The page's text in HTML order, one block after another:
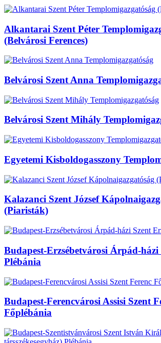
Alkantarai Szent Péter
(Belvárosi Ferences)
Belvárosi Szent Anna
Belvárosi Szent Mihály
Egyetemi Kisboldogasszony
Kalazanci Szent József
(Piaristák)
Budapest-Erzsébetvárosi Árpád-házi
Plébánia
Budapest-Ferencvárosi Assisi Szent
Főplébánia